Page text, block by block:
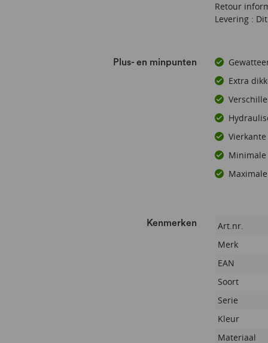
Retour
Levering :
Plus- en minpunten
Extra
Vierkante
Minimale
Maximale
Kenmerken Kenmerken
Art.nr.
Merk
EAN
Soort
Serie
Kleur
Materiaal